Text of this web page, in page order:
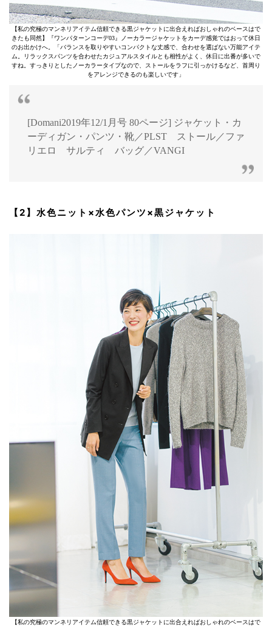
【私の究極のマンネリアイテム信頼できる黒ジャケットに出合えればおしゃれのベースはで
きたも同然】『ワンパターンコーデ03』ノーカラージャケットをカーデ感覚ではおって休日
のお出かけへ。「バランスを取りやすいコンパクトな丈感で、合わせを選ばない万能アイテ
ム。リラックスパンツを合わせたカジュアルスタイルとも相性がよく、休日に出番が多いで
すね。すっきりとしたノーカラータイプなので、ストールをラフに引っかけるなど、首周り
をアレンジできるのも楽しいです」
[Domani2019年12/1月号 80ページ] ジャケット・カ
ーディガン・パンツ・靴／PLST ストール／ファ
リエロ サルティ バッグ／VANGI
【2】水色ニット×水色パンツ×黒ジャケット
【私の究極のマンネリアイテム信頼できる黒ジャケットに出合えればおしゃれのベースはで